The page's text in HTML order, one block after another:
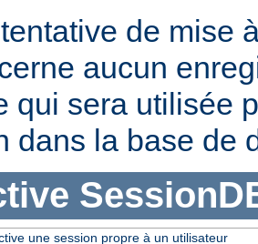
de mise
aucun
qui sera utilisée
dans la base de
une session propre à un utilisateur